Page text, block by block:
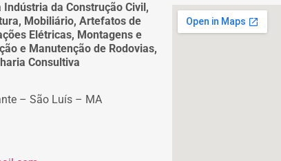
da Construção Civil,
Mobiliário, Artefatos de
Elétricas, Montagens e
e Manutenção de Rodovias,
Consultiva
– São Luís – MA